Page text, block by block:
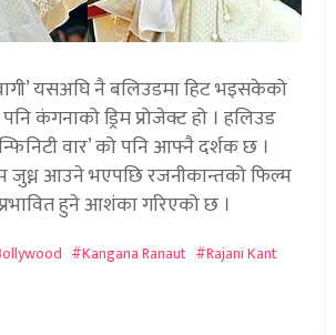
यसअघि नै बलिउडमा हिट भइसकेको
कंगनाको ड्रिम प्रोजेक्ट हो । हलिउड
वार’ को पनि आफ्नै दर्शक छ ।
जुध्न आउने भएपछि रजनीकान्तको फिल्म
प्रभावित हुने आशंका गरिएको छ ।
Kangana Ranaut
Rajani Kant